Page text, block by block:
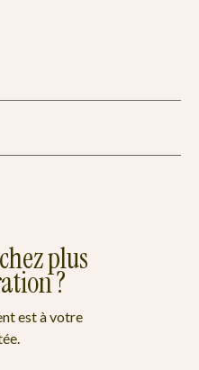
plus
?
est à votre